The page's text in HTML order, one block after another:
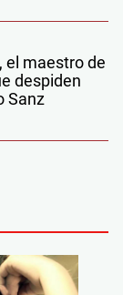
el maestro de
despiden
Sanz